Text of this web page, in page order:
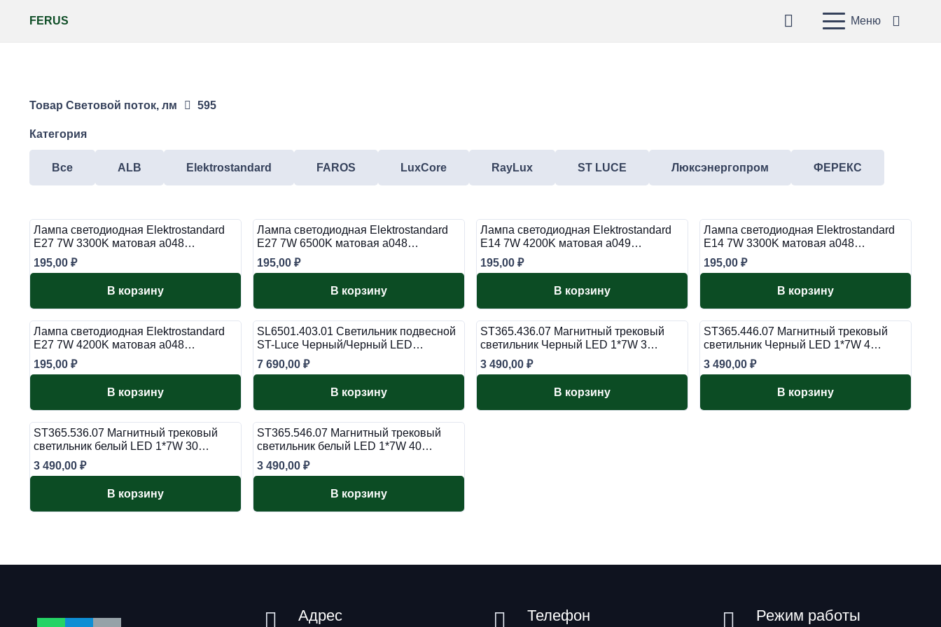
FERUS Меню
Товар Световой поток, лм 595
Категория
Все ALB Elektrostandard FAROS LuxCore RayLux ST LUCE Люксэнергопром ФЕРЕКС
Лампа светодиодная Elektrostandard
E27 7W 3300K матовая a048…
195,00 ₽
В корзину
Лампа светодиодная Elektrostandard
E27 7W 6500K матовая a048…
195,00 ₽
В корзину
Лампа светодиодная Elektrostandard
E14 7W 4200K матовая a049…
195,00 ₽
В корзину
Лампа светодиодная Elektrostandard
E14 7W 3300K матовая a048…
195,00 ₽
В корзину
Лампа светодиодная Elektrostandard
E27 7W 4200K матовая a048…
195,00 ₽
В корзину
SL6501.403.01 Светильник подвесной
ST-Luce Черный/Черный LED…
7 690,00 ₽
В корзину
ST365.436.07 Магнитный трековый
светильник Черный LED 1*7W 3…
3 490,00 ₽
В корзину
ST365.446.07 Магнитный трековый
светильник Черный LED 1*7W 4…
3 490,00 ₽
В корзину
ST365.536.07 Магнитный трековый
светильник белый LED 1*7W 30…
3 490,00 ₽
В корзину
ST365.546.07 Магнитный трековый
светильник белый LED 1*7W 40…
3 490,00 ₽
В корзину
Адрес Телефон Режим работы